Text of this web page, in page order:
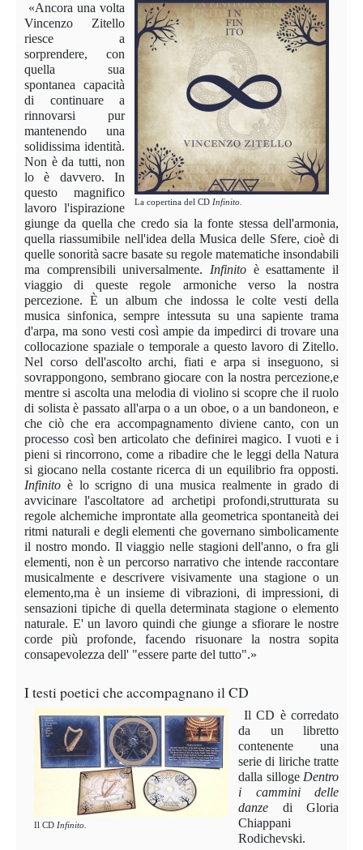
La copertina del CD Infinito.
«Ancora una volta
Vincenzo Zitello
riesce a
sorprendere, con
quella sua
spontanea capacità
di continuare a
rinnovarsi pur
mantenendo una
solidissima identità.
Non è da tutti, non
lo è davvero. In
questo magnifico
lavoro l'ispirazione
giunge da quella che credo sia la fonte stessa dell'armonia,
quella riassumibile nell'idea della Musica delle Sfere, cioè di
quelle sonorità sacre basate su regole matematiche insondabili
ma comprensibili universalmente. Infinito è esattamente il
viaggio di queste regole armoniche verso la nostra
percezione. È un album che indossa le colte vesti della
musica sinfonica, sempre intessuta su una sapiente trama
d'arpa, ma sono vesti così ampie da impedirci di trovare una
collocazione spaziale o temporale a questo lavoro di Zitello.
Nel corso dell'ascolto archi, fiati e arpa si inseguono, si
sovrappongono, sembrano giocare con la nostra percezione,e
mentre si ascolta una melodia di violino si scopre che il ruolo
di solista è passato all'arpa o a un oboe, o a un bandoneon, e
che ciò che era accompagnamento diviene canto, con un
processo così ben articolato che definirei magico. I vuoti e i
pieni si rincorrono, come a ribadire che le leggi della Natura
si giocano nella costante ricerca di un equilibrio fra opposti.
Infinito è lo scrigno di una musica realmente in grado di
avvicinare l'ascoltatore ad archetipi profondi,strutturata su
regole alchemiche improntate alla geometrica spontaneità dei
ritmi naturali e degli elementi che governano simbolicamente
il nostro mondo. Il viaggio nelle stagioni dell'anno, o fra gli
elementi, non è un percorso narrativo che intende raccontare
musicalmente e descrivere visivamente una stagione o un
elemento,ma è un insieme di vibrazioni, di impressioni, di
sensazioni tipiche di quella determinata stagione o elemento
naturale. E' un lavoro quindi che giunge a sfiorare le nostre
corde più profonde, facendo risuonare la nostra sopita
consapevolezza dell' "essere parte del tutto".»
I testi poetici che accompagnano il CD
Il CD Infinito.
Il CD è corredato
da un libretto
contenente una
serie di liriche tratte
dalla silloge Dentro
i cammini delle
danze di Gloria
Chiappani
Rodichevski.